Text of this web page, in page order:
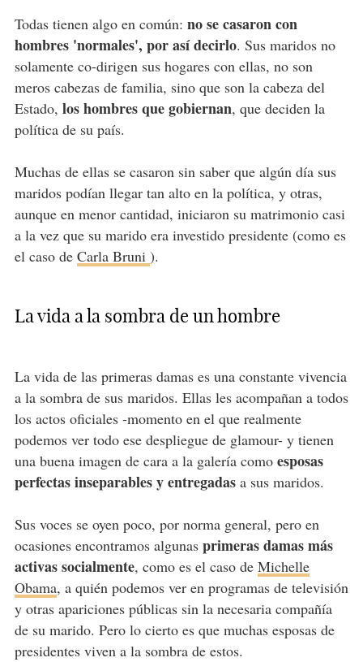
Todas tienen algo en común: no se casaron con
hombres 'normales', por así decirlo. Sus maridos no
solamente co-dirigen sus hogares con ellas, no son
meros cabezas de familia, sino que son la cabeza del
Estado, los hombres que gobiernan, que deciden la
política de su país.
Muchas de ellas se casaron sin saber que algún día sus
maridos podían llegar tan alto en la política, y otras,
aunque en menor cantidad, iniciaron su matrimonio casi
a la vez que su marido era investido presidente (como es
el caso de Carla Bruni ).
La vida a la sombra de un hombre
La vida de las primeras damas es una constante vivencia
a la sombra de sus maridos. Ellas les acompañan a todos
los actos oficiales -momento en el que realmente
podemos ver todo ese despliegue de glamour- y tienen
una buena imagen de cara a la galería como esposas
perfectas inseparables y entregadasa sus maridos.
Sus voces se oyen poco, por norma general, pero en
ocasiones encontramos algunas primeras damas más
activas socialmente, como es el caso de Michelle
Obama, a quién podemos ver en programas de televisión
y otras apariciones públicas sin la necesaria compañía
de su marido. Pero lo cierto es que muchas esposas de
presidentes viven a la sombra de estos.